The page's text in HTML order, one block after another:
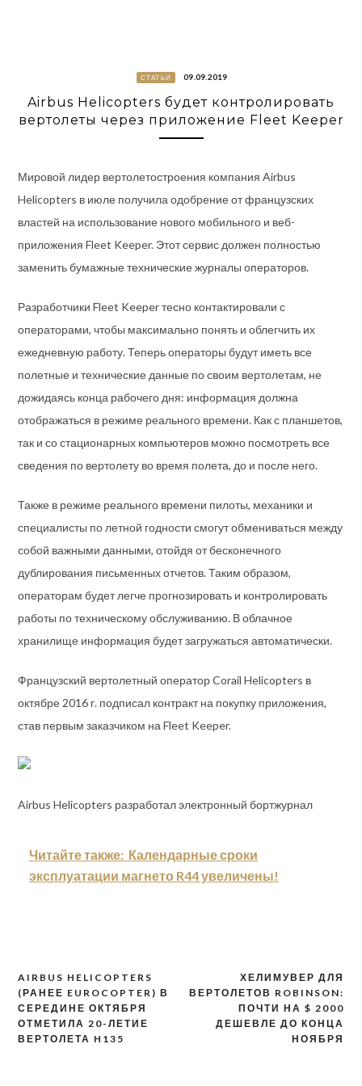
СТАТЬИ 09.09.2019
Airbus Helicopters будет контролировать
вертолеты через приложение Fleet Keeper
Мировой лидер вертолетостроения компания Airbus
Helicopters в июле получила одобрение от французских
властей на использование нового мобильного и веб-
приложения Fleet Keeper. Этот сервис должен полностью
заменить бумажные технические журналы операторов.
Разработчики Fleet Keeper тесно контактировали с
операторами, чтобы максимально понять и облегчить их
ежедневную работу. Теперь операторы будут иметь все
полетные и технические данные по своим вертолетам, не
дожидаясь конца рабочего дня: информация должна
отображаться в режиме реального времени. Как с планшетов,
так и со стационарных компьютеров можно посмотреть все
сведения по вертолету во время полета, до и после него.
Также в режиме реального времени пилоты, механики и
специалисты по летной годности смогут обмениваться между
собой важными данными, отойдя от бесконечного
дублирования письменных отчетов. Таким образом,
операторам будет легче прогнозировать и контролировать
работы по техническому обслуживанию. В облачное
хранилище информация будет загружаться автоматически.
Французский вертолетный оператор Corail Helicopters в
октябре 2016 г. подписал контракт на покупку приложения,
став первым заказчиком на Fleet Keeper.
Airbus Helicopters разработал электронный бортжурнал
Читайте также: Календарные сроки
эксплуатации магнето R44 увеличены!
Навигация
по
записям
ХЕЛИМУВЕР ДЛЯ
ВЕРТОЛЕТОВ ROBINSON:
ПОЧТИ НА $ 2000
ДЕШЕВЛЕ ДО КОНЦА
НОЯБРЯ
AIRBUS HELICOPTERS
(РАНЕЕ EUROCOPTER) В
СЕРЕДИНЕ ОКТЯБРЯ
ОТМЕТИЛА 20-ЛЕТИЕ
ВЕРТОЛЕТА H135